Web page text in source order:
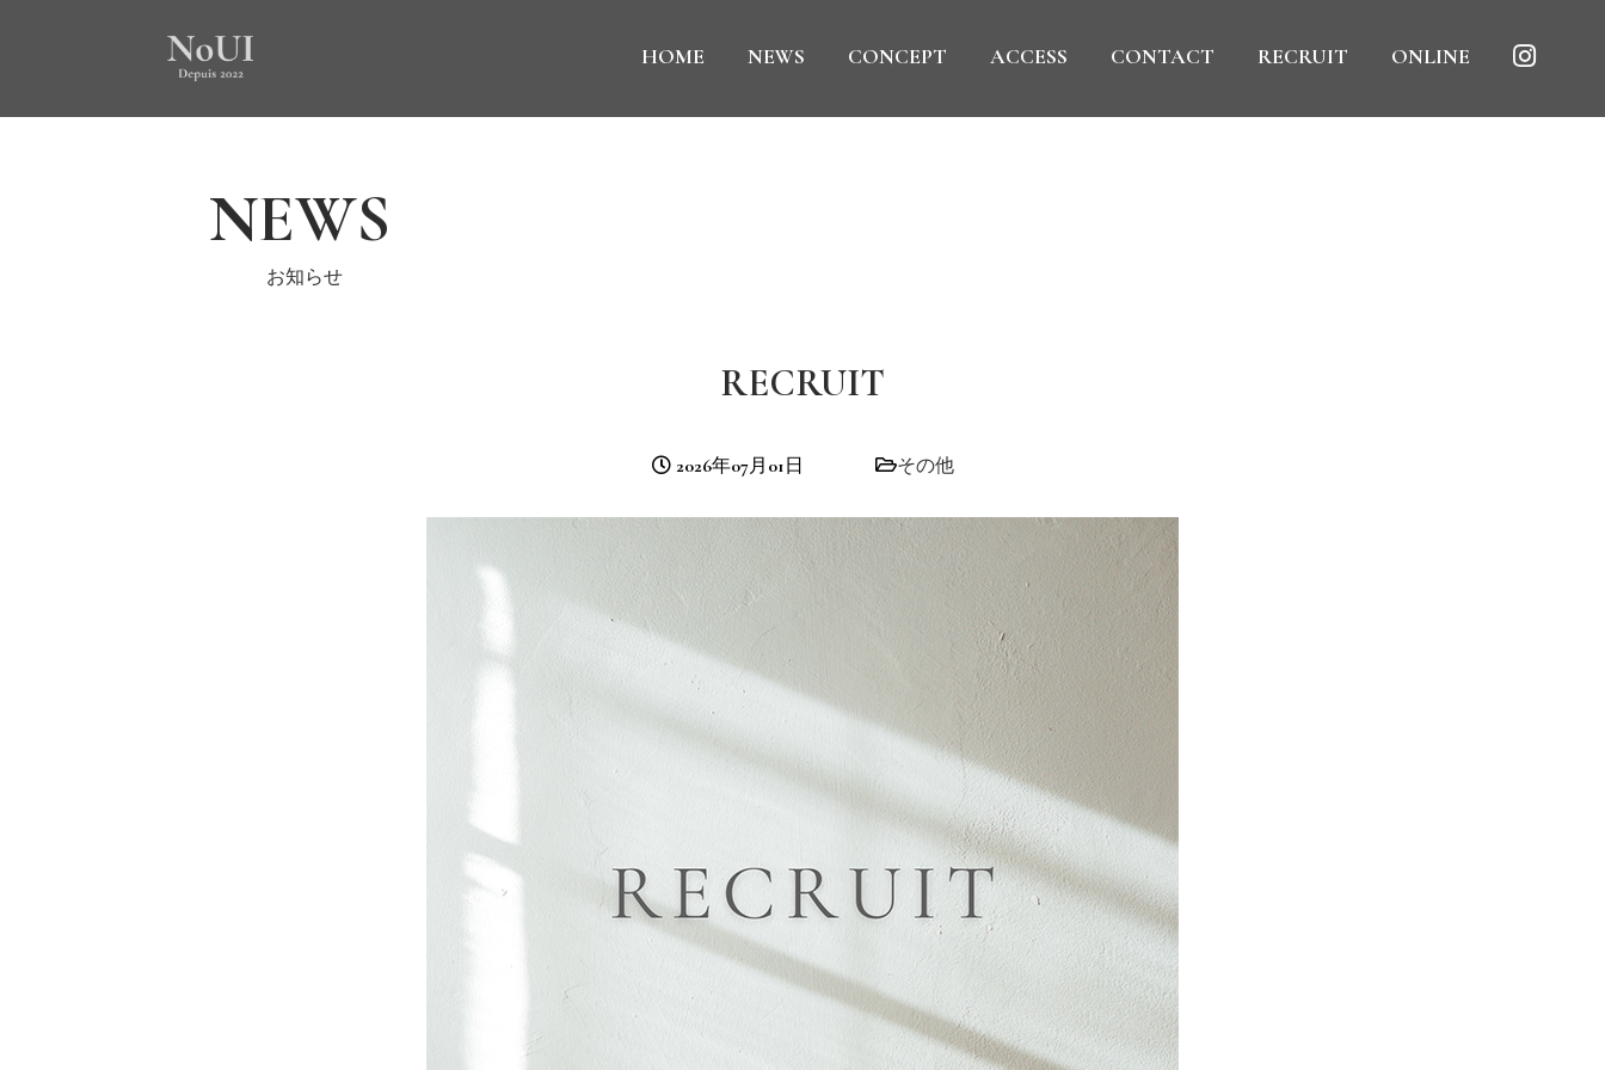
HOME NEWS CONCEPT ACCESS CONTACT RECRUIT ONLINE
NEWS
お知らせ
RECRUIT
2026年07月01日 その他